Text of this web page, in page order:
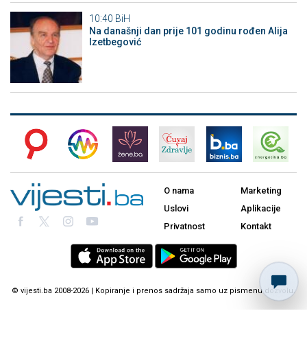
10:40 BiH
Na današnji dan prije 101 godinu rođen Alija
Izetbegović
O nama
Uslovi
Privatnost
Marketing
Aplikacije
Kontakt
© vijesti.ba 2008-2026 | Kopiranje i prenos sadržaja samo uz pismenu dozvolu.